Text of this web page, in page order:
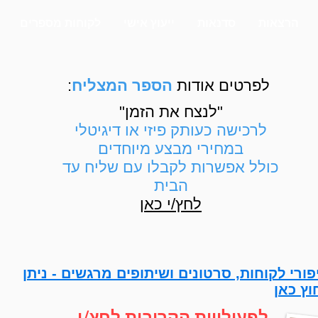
לפרטים אודות הספר המצליח:
"לנצח את הזמן"
לרכישה כעותק פיזי או דיגיטלי
במחירי מבצע מיוחדים
כולל אפשרות לקבלו עם שליח עד
הבית
לחץ/י כאן
לקוחות, סרטונים ושיתופים מרגשים - ניתן
כאן